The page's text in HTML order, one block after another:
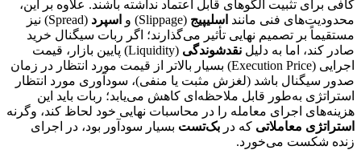
کافی برای تثبیت الگوهای قابل اعتماد نداشته باشند. علاوه بر این،
محدودیت‌های فنی مانند اسلیپیج (Slippage) و اسپرد
(Spread) نیز
مستقیماً بر تصمیم نهایی تأثیر می‌گذارند؛ اگر ربات سیگنال خرید
صادر کند، اما به دلیل نقدشوندگی
(Liquidity) پایین بازار، قیمت
اجرایی (Execution Price) بسیار بالاتر از قیمت مورد انتظار در زمان
صدور سیگنال باشد (لغزش مثبت یا منفی)، سودآوری مورد انتظار
استراتژی به‌طور قابل ملاحظه‌ای کاهش می‌یابد؛ ربات باید این
هزینه‌های اجرای معامله را در محاسبات نهایی خود لحاظ کند، وگرنه
استراتژی معاملاتی که در بک‌تست بسیار سودآور بود، در اجرای
زنده شکست می‌خورد.